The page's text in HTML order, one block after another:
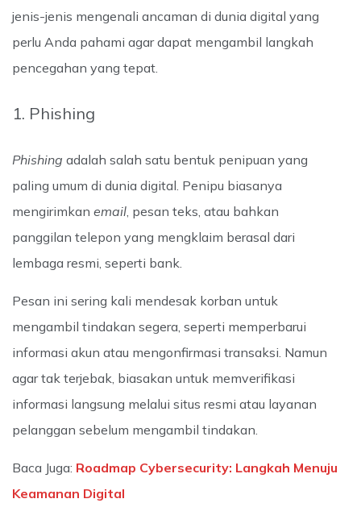
jenis-jenis mengenali ancaman di dunia digital yang
perlu Anda pahami agar dapat mengambil langkah
pencegahan yang tepat.
1. Phishing
Phishing adalah salah satu bentuk penipuan yang
paling umum di dunia digital. Penipu biasanya
mengirimkan email, pesan teks, atau bahkan
panggilan telepon yang mengklaim berasal dari
lembaga resmi, seperti bank.
Pesan ini sering kali mendesak korban untuk
mengambil tindakan segera, seperti memperbarui
informasi akun atau mengonfirmasi transaksi. Namun
agar tak terjebak, biasakan untuk memverifikasi
informasi langsung melalui situs resmi atau layanan
pelanggan sebelum mengambil tindakan.
Baca Juga: Roadmap Cybersecurity: Langkah Menuju
Keamanan Digital